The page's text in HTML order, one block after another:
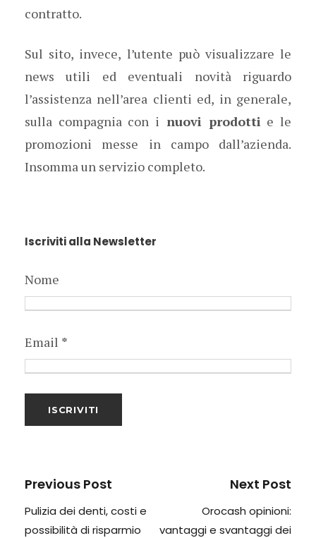
contratto.
Sul sito, invece, l’utente può visualizzare le
news utili ed eventuali novità riguardo
l’assistenza nell’area clienti ed, in generale,
sulla compagnia con i nuovi prodotti e le
promozioni messe in campo dall’azienda.
Insomma un servizio completo.
Iscriviti alla Newsletter
Nome
Email *
Previous Post
Pulizia dei denti, costi e
possibilità di risparmio
Next Post
Orocash opinioni:
vantaggi e svantaggi dei